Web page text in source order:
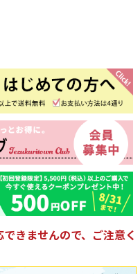
きませんので、ご注意く